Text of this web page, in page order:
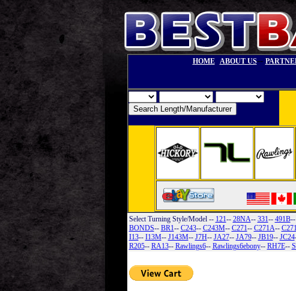
HOME ABOUT US--
Select Turning Style/Model -- 121-- 28NA-- 331-- 491B--
BONDS-- BR1-- C243-- C243M-- C271-- C271A--
I13-- I13M-- J143M-- J7H-- JA27-- JA79-- JB19-- JC24
R205-- RA13-- Rawlings6-- Rawlings6ebony-- RH7E--